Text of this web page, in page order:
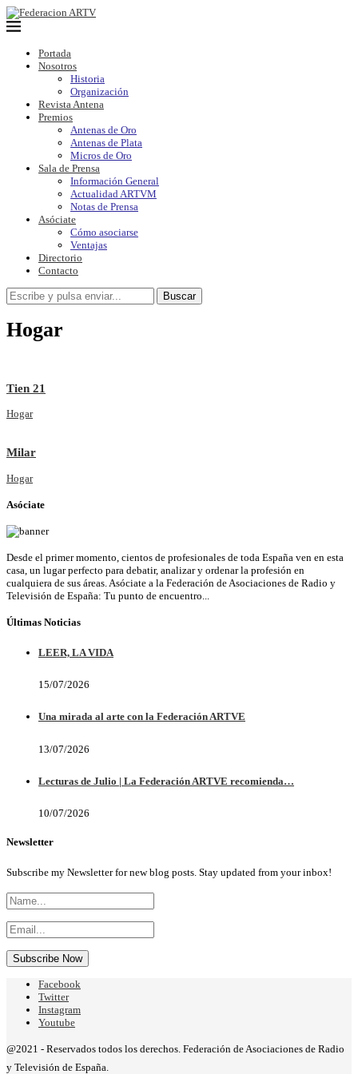
Portada
Nosotros
Historia
Organización
Revista Antena
Premios
Antenas de Oro
Antenas de Plata
Micros de Oro
Sala de Prensa
Información General
Actualidad ARTVM
Notas de Prensa
Asóciate
Cómo asociarse
Ventajas
Directorio
Contacto
Buscar
Hogar
Tien 21
Hogar
Milar
Hogar
Asóciate
Desde el primer momento, cientos de profesionales de toda España ven en esta
casa, un lugar perfecto para debatir, analizar y ordenar la profesión en
cualquiera de sus áreas. Asóciate a la Federación de Asociaciones de Radio y
Televisión de España: Tu punto de encuentro...
Últimas Noticias
LEER, LA VIDA
15/07/2026
Una mirada al arte con la Federación ARTVE
13/07/2026
Lecturas de Julio | La Federación ARTVE recomienda…
10/07/2026
Newsletter
Subscribe my Newsletter for new blog posts. Stay updated from your inbox!
Facebook
Twitter
Instagram
Youtube
@2021 - Reservados todos los derechos. Federación de Asociaciones de Radio
y Televisión de España.